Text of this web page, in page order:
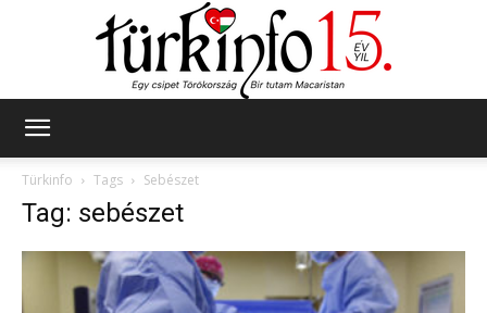
Türkinfo
Tags Sebészet
Tag: sebészet